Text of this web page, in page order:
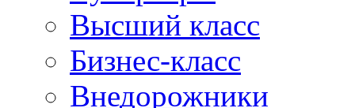
Высший класс
Бизнес-класс
Внедорожники